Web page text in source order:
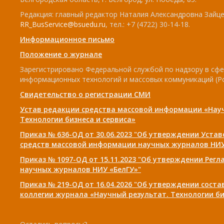
Редакция: главный редактор Наталия Александровна
RR_BusService@bsuedu.ru, тел.: +7 (4722) 30-14-18.
Информационное письмо
Положение о журнале
Зарегистрировано Федеральной службой по надзору в
информационных технологий и массовых коммуникаций
Свидетельство о регистрации СМИ
Устав редакции средства массовой информации
Технологии бизнеса и сервиса»
Приказ № 636-ОД от 30.06.2023 "Об утверждении
средств массовой информации научных журналов
Приказ № 1097-ОД от 15.11.2023 "Об утверждении
научных журналов НИУ «БелГУ»"
Приказ № 219-ОД от 16.04.2026 "Об утверждении
коллегии журнала «Научный результат. Технологии